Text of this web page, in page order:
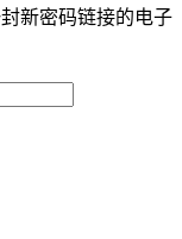
新密码链接的电子